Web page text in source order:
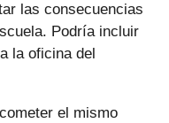
las consecuencias
Podría incluir
la oficina del
el mismo